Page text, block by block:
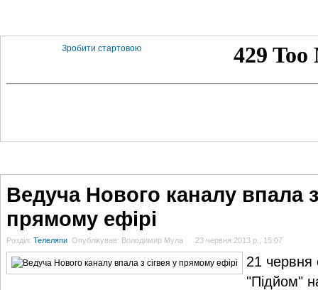
Зробити стартовою
Ведуча Нового каналу впала з
прямому ефірі
Розділ: Телеляпи Опублікував: Володимир Мула 23 червня 2013 р., 15:07
21 червня
"Підйом"